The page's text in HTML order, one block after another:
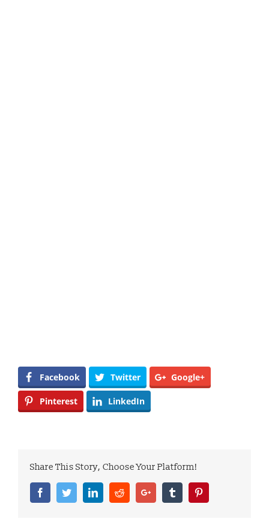
Facebook Twitter Google+
Pinterest LinkedIn
Share This Story, Choose Your Platform!
FacebookTwitterLinkedinRedditGoogle+ Tumblr